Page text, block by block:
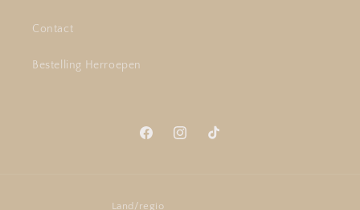
Contact
Bestelling Herroepen
FacebookInstagramTikTok
Land/regio